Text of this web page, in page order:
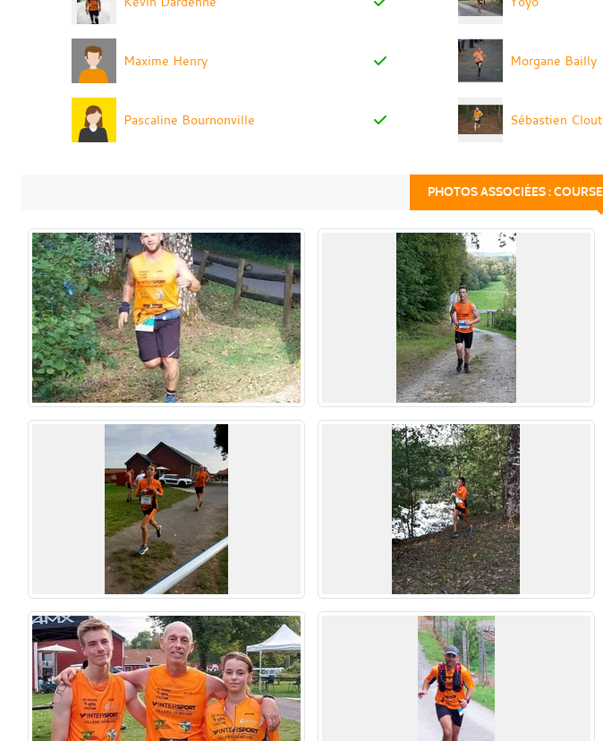
Maxime Henry Morgane Bailly
Pascaline Bournonville Sébastien
PHOTOS ASSOCIÉES :